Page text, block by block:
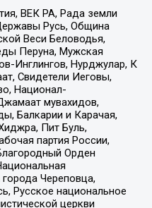
ВЕК РА, Рада земли
Русь, Община
Веси Беловодья,
Перуна, Мужская
Инглингов, Нурджулар, К
Свидетели Иеговы,
Национал-
мувахидов,
Балкарии и Карачая,
Пит Буль,
партия России,
Орден
Череповца,
Русское национальное
церкви